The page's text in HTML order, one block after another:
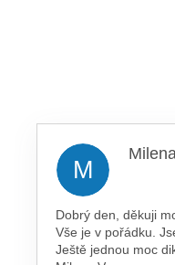
M
Milena
Dobrý den, děkuji
Vše je v pořádku.
Ještě jednou moc